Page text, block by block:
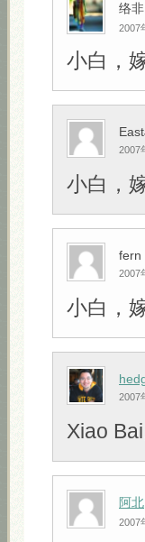
络非
2007
小白，
2007
小白，
fern
2007
小白，
2007
Xiao
阿北
2007